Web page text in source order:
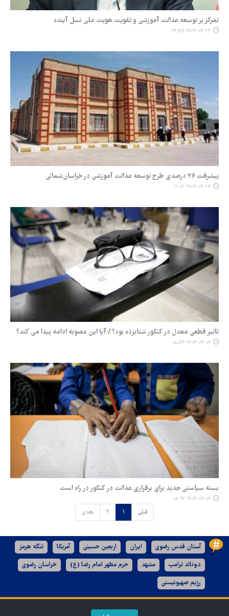
تمرکز بر توسعه عدالت آموزشی و تقویت هویت ملی نسل آینده
۱۴۰۴-۰۷-۱۴ ۱۴:۴۵
پیشرفت ۷۶ درصدی طرح توسعه عدالت آموزشی در خراسان‌شمالی
۱۴۰۴-۰۷-۱۳ ۱۱:۰۲
تأثیر قطعی معدل در کنکور شتابزده بود؟ / آیا این مصوبه ادامه پیدا می کند؟
۱۴۰۴-۰۷-۰۶ ۰۸:۵۴
بسته سیاستی جدید برای برقراری عدالت در کنکور در راه است
۱۴۰۴-۰۷-۰۶ ۰۸:۲۷
قبلی ۱ ۲ بعدی
آستان قدس رضوی ایران اربعین حسینی آمریکا تنگه هرمز
دونالد ترامپ مشهد حرم مطهر امام رضا (ع) خراسان رضوی
رژیم صهیونیستی